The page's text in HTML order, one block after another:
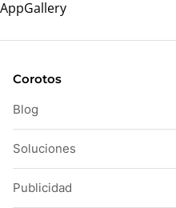
Corotos
Blog
Soluciones
Publicidad